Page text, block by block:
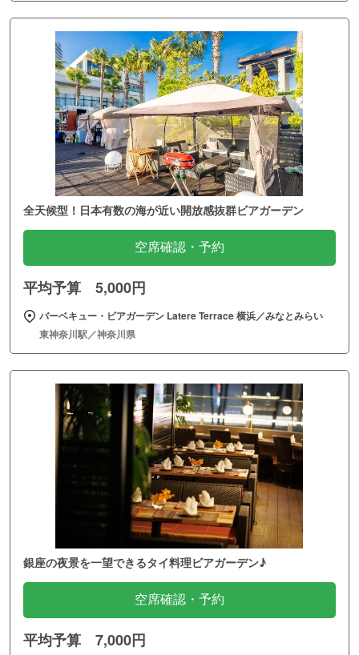
全天候型！日本有数の海が近い開放感抜群ビアガーデン
空席確認・予約
平均予算 5,000円
バーベキュー・ビアガーデン Latere Terrace 横浜／みなとみらい
東神奈川駅／神奈川県
銀座の夜景を一望できるタイ料理ビアガーデン♪
空席確認・予約
平均予算 7,000円